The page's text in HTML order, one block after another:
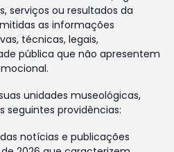
serviços ou resultados da
as informações
técnicas, legais,
pública que não apresentem
unidades museológicas,
seguintes providências:
notícias e publicações